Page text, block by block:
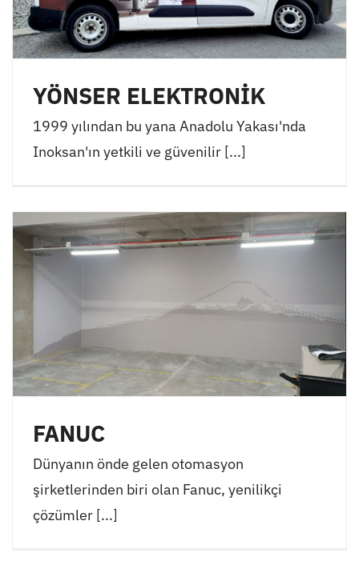
YÖNSER ELEKTRONİK
1999 yılından bu yana Anadolu Yakası'nda
Inoksan'ın yetkili ve güvenilir [...]
FANUC
Dünyanın önde gelen otomasyon
şirketlerinden biri olan Fanuc, yenilikçi
çözümler [...]